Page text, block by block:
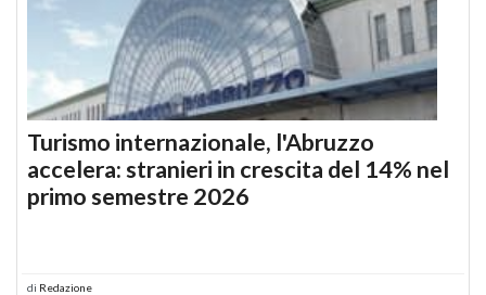
Turismo internazionale, l'Abruzzo
accelera: stranieri in crescita del 14% nel
primo semestre 2026
di Redazione